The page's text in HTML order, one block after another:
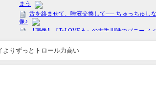
りずっとトロール力高い